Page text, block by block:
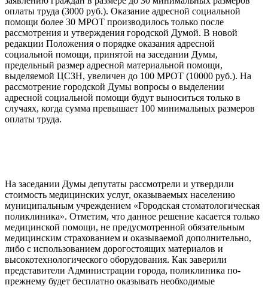
оплаты труда (3000 руб.). Оказание адресной социальной
помощи более 30 МРОТ производилось только после
рассмотрения и утверждения городской Думой. В новой
редакции Положения о порядке оказания адресной
социальной помощи, принятой на заседании Думы,
предельный размер адресной материальной помощи,
выделяемой ЦСЗН, увеличен до 100 МРОТ (10000 руб.). На
рассмотрение городской Думы вопросы о выделении
адресной социальной помощи будут выноситься только в
случаях, когда сумма превышает 100 минимальных размеров
оплаты труда.
На заседании Думы депутаты рассмотрели и утвердили
стоимость медицинских услуг, оказываемых населению
муниципальным учреждением «Городская стоматологическая
поликлиника». Отметим, что данное решение касается только
медицинской помощи, не предусмотренной обязательным
медицинским страхованием и оказываемой дополнительно,
либо с использованием дорогостоящих материалов и
высокотехнологического оборудования. Как заверили
представители Администрации города, поликлиника по-
прежнему будет бесплатно оказывать необходимые